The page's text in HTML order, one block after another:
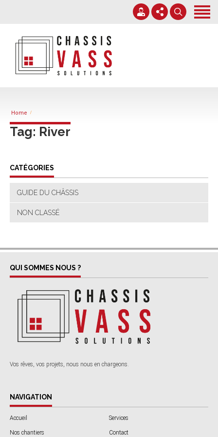
Nos chantiers
Expertise
+32 71 38 38 70
Home
Tag: River
CATÉGORIES
GUIDE DU CHÂSSIS
NON CLASSÉ
QUI SOMMES NOUS ?
Vos rêves, vos projets, nous nous en chargeons.
NAVIGATION
Accueil Services
Nos chantiers Contact